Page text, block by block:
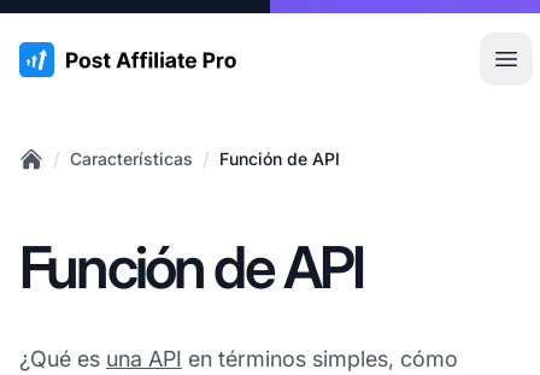
:site.title
/ Características / Función de API
Función de API
¿Qué es una API en términos simples, cómo